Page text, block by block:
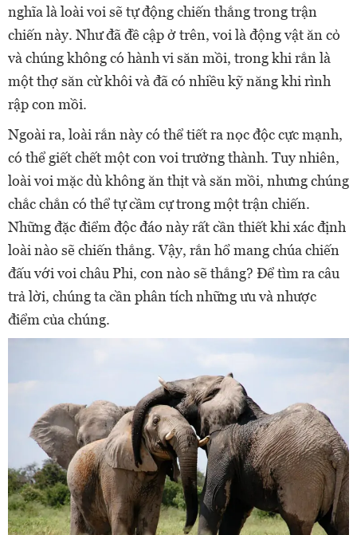
nghĩa là loài voi sẽ tự động chiến thắng trong trận
chiến này. Như đã đề cập ở trên, voi là động vật ăn cỏ
và chúng không có hành vi săn mồi, trong khi rắn là
một thợ săn cừ khôi và đã có nhiều kỹ năng khi rình
rập con mồi.
Ngoài ra, loài rắn này có thể tiết ra nọc độc cực mạnh,
có thể giết chết một con voi trưởng thành. Tuy nhiên,
loài voi mặc dù không ăn thịt và săn mồi, nhưng chúng
chắc chắn có thể tự cầm cự trong một trận chiến.
Những đặc điểm độc đáo này rất cần thiết khi xác định
loài nào sẽ chiến thắng. Vậy, rắn hổ mang chúa chiến
đấu với voi châu Phi, con nào sẽ thắng? Để tìm ra câu
trả lời, chúng ta cần phân tích những ưu và nhược
điểm của chúng.